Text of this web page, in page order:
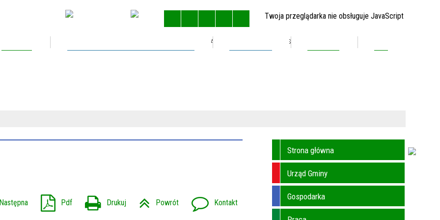
Twoja przeglądarka nie obsługuje JavaScript
STRONA GŁÓWNA MAPA STRONY
Następna Pdf Drukuj Powrót Kontakt
Strona główna
Urząd Gminy
Gospodarka